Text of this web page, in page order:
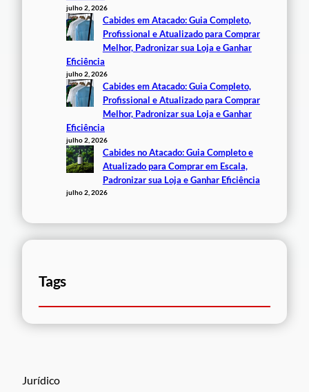
julho 2, 2026
Cabides em Atacado: Guia Completo,
Profissional e Atualizado para Comprar
Melhor, Padronizar sua Loja e Ganhar
Eficiência
julho 2, 2026
Cabides em Atacado: Guia Completo,
Profissional e Atualizado para Comprar
Melhor, Padronizar sua Loja e Ganhar
Eficiência
julho 2, 2026
Cabides no Atacado: Guia Completo e
Atualizado para Comprar em Escala,
Padronizar sua Loja e Ganhar Eficiência
julho 2, 2026
Tags
Jurídico